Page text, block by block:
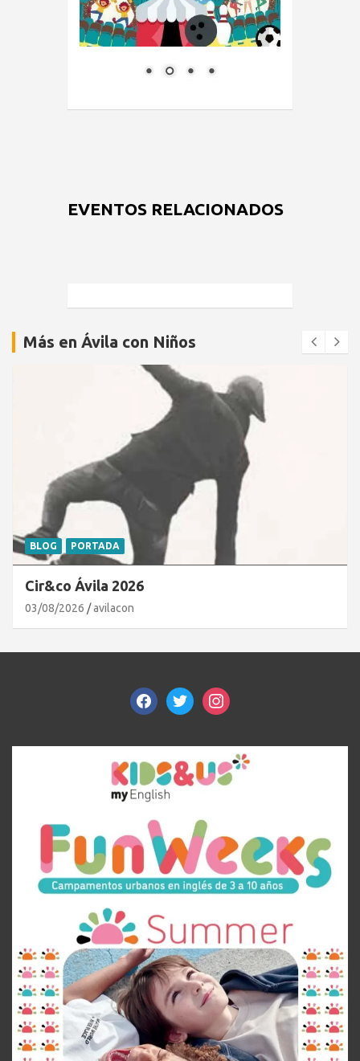
EVENTOS RELACIONADOS
Más en Ávila con Niños
BLOG PORTADA
Cir&co Ávila 2026
03/08/2026 avilacon
facebooktwitterinstagram